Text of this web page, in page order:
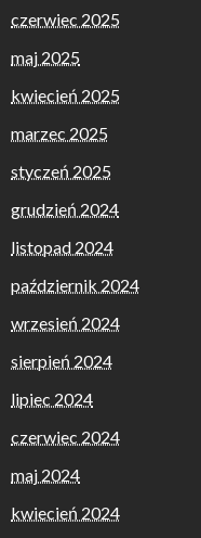
czerwiec 2025
maj 2025
kwiecień 2025
marzec 2025
styczeń 2025
grudzień 2024
listopad 2024
październik 2024
wrzesień 2024
sierpień 2024
lipiec 2024
czerwiec 2024
maj 2024
kwiecień 2024